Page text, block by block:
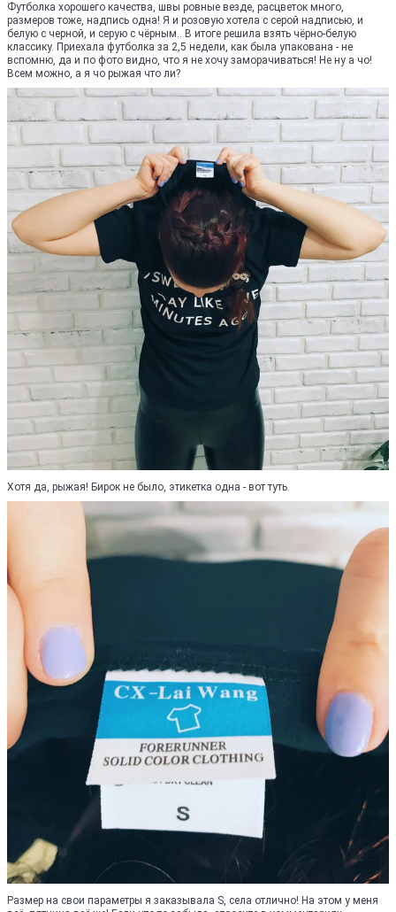
Футболка хорошего качества, швы ровные везде, расцветок много,
размеров тоже, надпись одна! Я и розовую хотела с серой надписью, и
белую с черной, и серую с чёрным.. В итоге решила взять чёрно-белую
классику. Приехала футболка за 2,5 недели, как была упакована - не
вспомню, да и по фото видно, что я не хочу заморачиваться! Не ну а чо!
Всем можно, а я чо рыжая что ли?
Хотя да, рыжая! Бирок не было, этикетка одна - вот туть.
Размер на свои параметры я заказывала S, села отлично! На этом у меня